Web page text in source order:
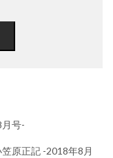
月号-
原正記 -2018年8月